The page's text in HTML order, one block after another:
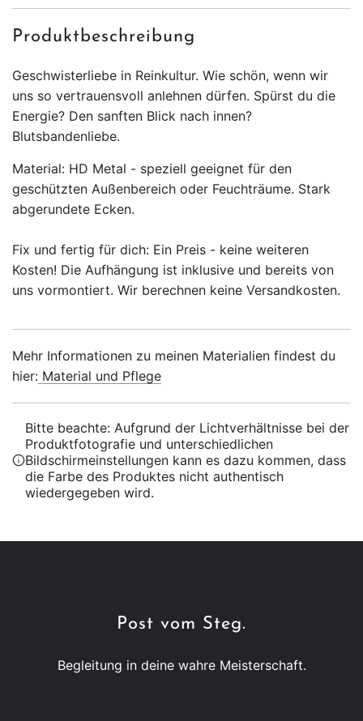
.
Produktbeschreibung
Geschwisterliebe in Reinkultur. Wie schön, wenn wir
uns so vertrauensvoll anlehnen dürfen. Spürst du die
Energie? Den sanften Blick nach innen?
Blutsbandenliebe.
Material: HD Metal - speziell geeignet für den
geschützten Außenbereich oder Feuchträume. Stark
abgerundete Ecken.
Fix und fertig für dich: Ein Preis - keine weiteren
Kosten! Die Aufhängung ist inklusive und bereits von
uns vormontiert. Wir berechnen keine Versandkosten.
Mehr Informationen zu meinen Materialien findest du
hier: Material und Pflege
Bitte beachte: Aufgrund der Lichtverhältnisse bei der
Produktfotografie und unterschiedlichen
Bildschirmeinstellungen kann es dazu kommen, dass
die Farbe des Produktes nicht authentisch
wiedergegeben wird.
Post vom Steg.
Begleitung in deine wahre Meisterschaft.